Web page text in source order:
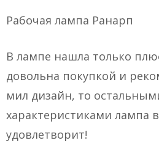
Рабочая лампа Ранарп
В лампе нашла только
довольна покупкой и
мил дизайн, то
характеристиками лампа
удовлетворит!